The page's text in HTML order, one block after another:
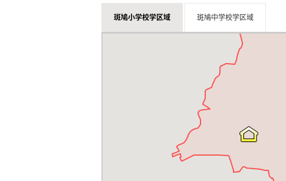
斑鳩小学校学区域 斑鳩中学校学区域